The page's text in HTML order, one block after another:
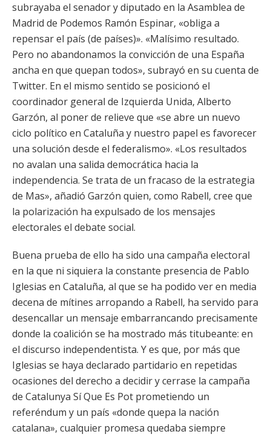
subrayaba el senador y diputado en la Asamblea de
Madrid de Podemos Ramón Espinar, «obliga a
repensar el país (de países)». «Malísimo resultado.
Pero no abandonamos la convicción de una España
ancha en que quepan todos», subrayó en su cuenta de
Twitter. En el mismo sentido se posicionó el
coordinador general de Izquierda Unida, Alberto
Garzón, al poner de relieve que «se abre un nuevo
ciclo político en Cataluña y nuestro papel es favorecer
una solución desde el federalismo». «Los resultados
no avalan una salida democrática hacia la
independencia. Se trata de un fracaso de la estrategia
de Mas», añadió Garzón quien, como Rabell, cree que
la polarización ha expulsado de los mensajes
electorales el debate social.
Buena prueba de ello ha sido una campaña electoral
en la que ni siquiera la constante presencia de Pablo
Iglesias en Cataluña, al que se ha podido ver en media
decena de mítines arropando a Rabell, ha servido para
desencallar un mensaje embarrancando precisamente
donde la coalición se ha mostrado más titubeante: en
el discurso independentista. Y es que, por más que
Iglesias se haya declarado partidario en repetidas
ocasiones del derecho a decidir y cerrase la campaña
de Catalunya Sí Que Es Pot prometiendo un
referéndum y un país «donde quepa la nación
catalana», cualquier promesa quedaba siempre